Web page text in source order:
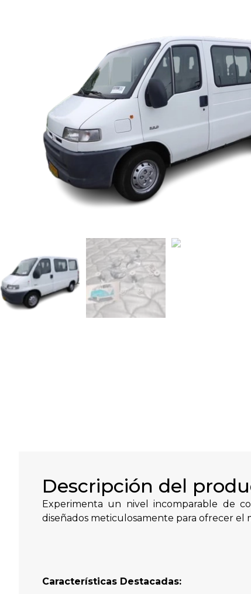
Descripción del
Experimenta un nivel incomparable de
diseñados meticulosamente para ofrecer el
Características Destacadas: